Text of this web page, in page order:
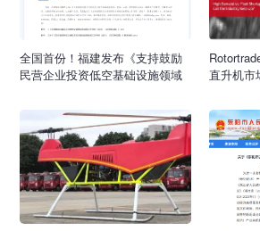
全国首份！福建发布《支持鼓励
民营企业投资低空基础设施领域
稿）》，拓宽民营资本低空产业
参与渠道，鼓励和引导民间资本
参与低空基建
直升机市